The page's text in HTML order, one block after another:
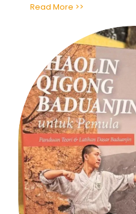
Read More >>